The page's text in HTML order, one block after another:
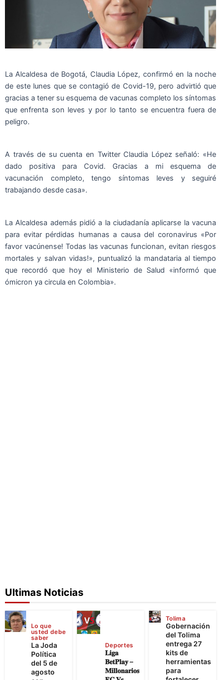
La Alcaldesa de Bogotá, Claudia López, confirmó en la noche
de este lunes que se contagió de Covid-19, pero advirtió que
gracias a tener su esquema de vacunas completo los síntomas
que enfrenta son leves y por lo tanto se encuentra fuera de
peligro.
A través de su cuenta en Twitter Claudia López señaló: «He
dado positiva para Covid. Gracias a mi esquema de
vacunación completo, tengo síntomas leves y seguiré
trabajando desde casa».
La Alcaldesa además pidió a la ciudadanía aplicarse la vacuna
para evitar pérdidas humanas a causa del coronavirus «Por
favor vacúnense! Todas las vacunas funcionan, evitan riesgos
mortales y salvan vidas!», puntualizó la mandataria al tiempo
que recordó que hoy el Ministerio de Salud «informó que
ómicron ya circula en Colombia».
Ultimas Noticias
Lo que
usted debe
saber
La Joda
Política
del 5 de
agosto
Deportes
𝐋𝐢𝐠𝐚
𝐁𝐞𝐭𝐏𝐥𝐚𝐲 –
𝐌𝐢𝐥𝐥𝐨𝐧𝐚𝐫𝐢𝐨𝐬
Tolima
Gobernación
del Tolima
entrega 27
kits de
herramientas
para